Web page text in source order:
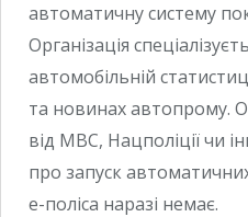
автоматичну систему
Організація
автомобільній
та новинах автопрому.
від МВС, Нацполіції чи
про запуск
е-поліса наразі немає.